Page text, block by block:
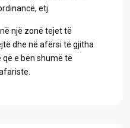
etj.
një zonë tejet të
dhe në afërsi të gjitha
e bën shumë të